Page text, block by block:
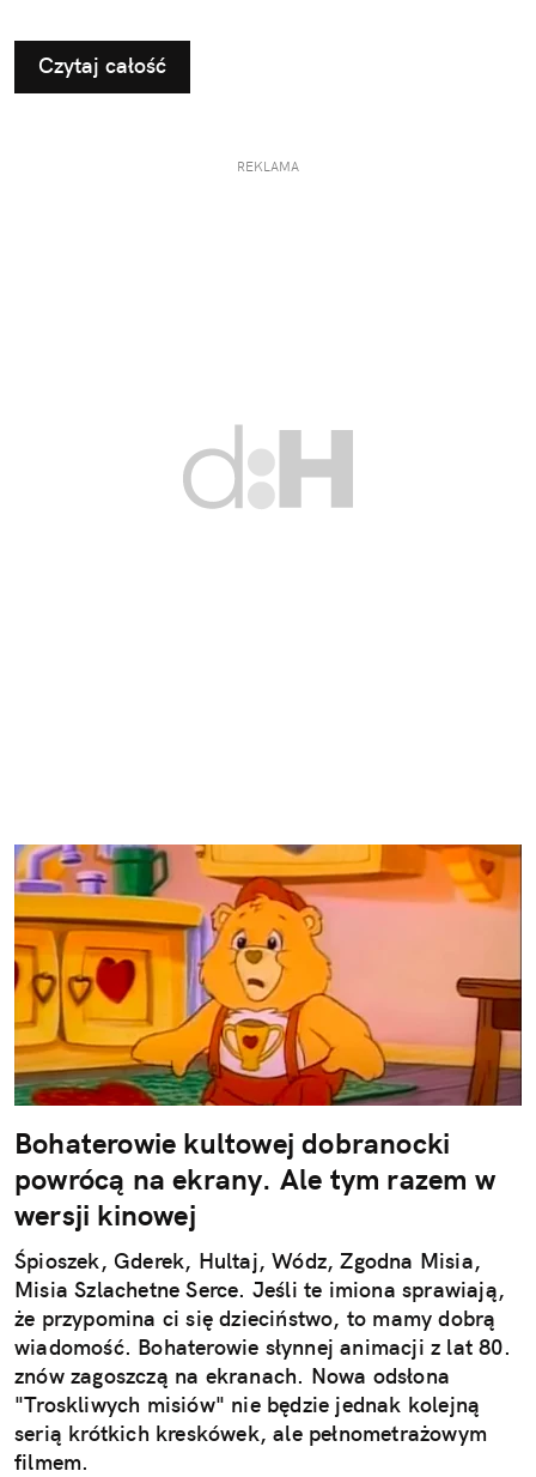
Czytaj całość
REKLAMA
Bohaterowie kultowej dobranocki
powrócą na ekrany. Ale tym razem w
wersji kinowej
Śpioszek, Gderek, Hultaj, Wódz, Zgodna Misia,
Misia Szlachetne Serce. Jeśli te imiona sprawiają,
że przypomina ci się dzieciństwo, to mamy dobrą
wiadomość. Bohaterowie słynnej animacji z lat 80.
znów zagoszczą na ekranach. Nowa odsłona
"Troskliwych misiów" nie będzie jednak kolejną
serią krótkich kreskówek, ale pełnometrażowym
filmem.